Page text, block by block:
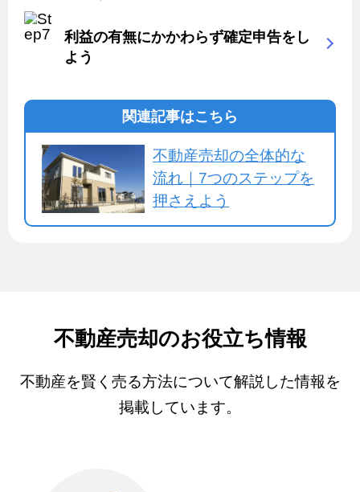
利益の有無にかかわらず確定申告をし
よう
関連記事はこちら
不動産売却の全体的な
流れ｜7つのステップを
押さえよう
不動産売却のお役立ち情報
不動産を賢く売る方法について解説した情報を
掲載しています。